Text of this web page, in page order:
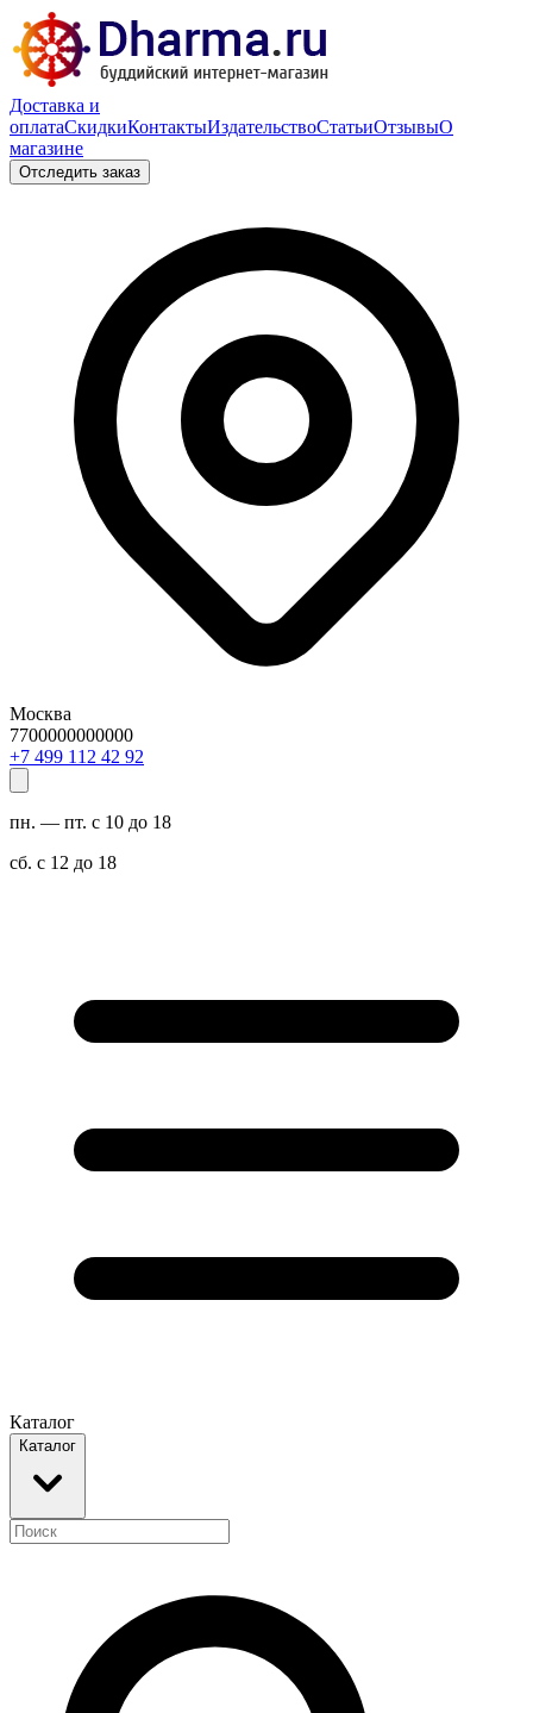
Доставка и
оплатаСкидкиКонтактыИздательствоСтатьиОтзывыО
магазине
Отследить заказ
Москва
7700000000000
29 24 211 994 7+
пн. — пт. с 10 до 18
сб. с 12 до 18
Каталог
Каталог